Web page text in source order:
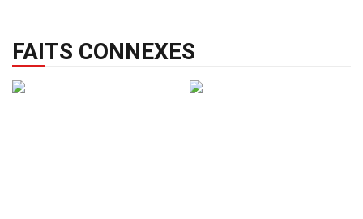
FAITS CONNEXES